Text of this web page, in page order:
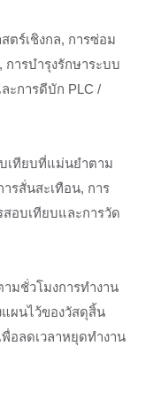
ตร์เชิงกล, การซ่อม
ารบำรุงรักษาระบบ
ะการดีบัก PLC /
เทียบที่แม่นยำตาม
ารสั่นสะเทือน, การ
อบเทียบและการวัด
ามชั่วโมงการทำงาน
แผนไว้ของวัสดุสิ้น
อลดเวลาหยุดทำงาน